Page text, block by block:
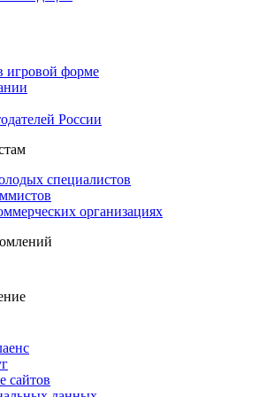
игровой форме
России
специалистов
организациях
сайтов